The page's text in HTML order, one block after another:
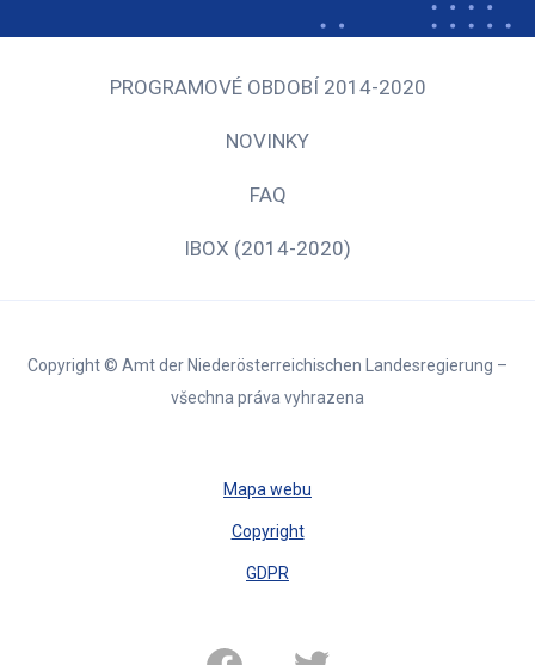
PROGRAMOVÉ OBDOBÍ 2014-2020
NOVINKY
FAQ
IBOX (2014-2020)
Copyright © Amt der Niederösterreichischen Landesregierung –
všechna práva vyhrazena
Mapa webu
Copyright
GDPR